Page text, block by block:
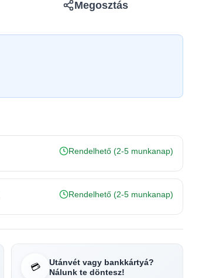
Megosztás
Rendelhető (2-5 munkanap)
Rendelhető (2-5 munkanap)
💳
Utánvét vagy bankkártyá?
Nálunk te döntesz!